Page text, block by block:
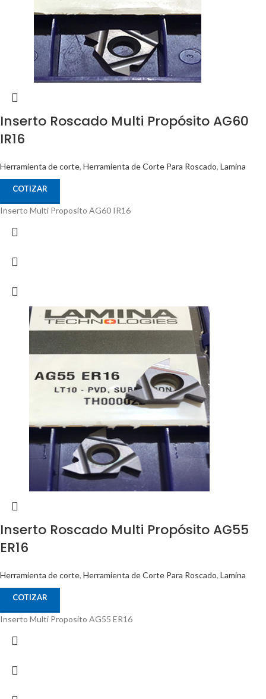
Inserto Roscado Multi Propósito AG60
IR16
Herramienta de corte, Herramienta de Corte Para Roscado, Lamina
COTIZAR
Inserto Multi Proposito AG60 IR16
Inserto Roscado Multi Propósito AG55
ER16
Herramienta de corte, Herramienta de Corte Para Roscado, Lamina
COTIZAR
Inserto Multi Proposito AG55 ER16